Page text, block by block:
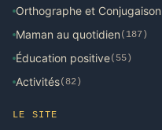
Orthographe et Conjugaison
Maman au quotidien (187)
Éducation positive(55)
Activités(82)
LE SITE